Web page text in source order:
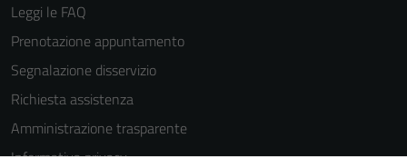
Leggi le FAQ
Prenotazione appuntamento
Segnalazione disservizio
Richiesta assistenza
Amministrazione trasparente